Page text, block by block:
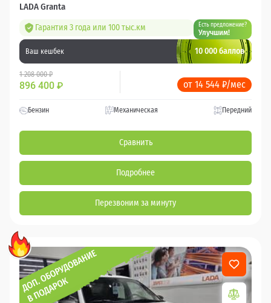
LADA Granta
Гарантия 3 года или 100 тыс.км Есть предложение?
Улучшим!
Ваш кешбек 10 000 баллов
1 208 000 ₽
896 400 ₽ от 14 544 ₽/мес
Бензин Механическая Передний
Сравнить
Подробнее
Перезвоним за минуту